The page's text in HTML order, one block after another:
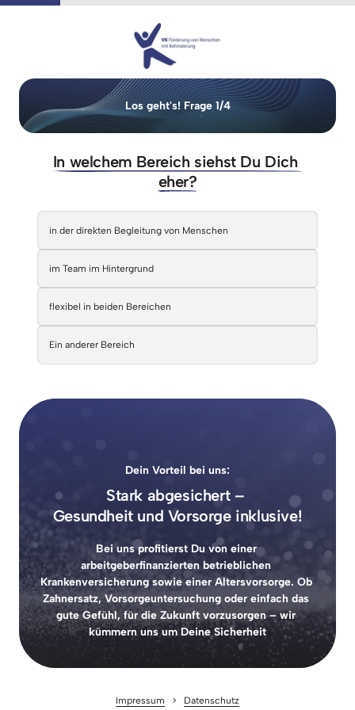
Los geht's! Frage 1/4
In welchem Bereich siehst Du
eher?
in der direkten Begleitung von Menschen
im Team im Hintergrund
flexibel in beiden Bereichen
Ein anderer Bereich
Dein Vorteil bei uns:
Stark abgesichert –
Gesundheit und Vorsorge inklusive!
Bei uns profitierst Du von
einer
arbeitgeberfinanzierten
Krankenversicherung sowie einer Altersvorsorge.
Ob
Zahnersatz, Vorsorgeuntersuchung oder einfach
gute Gefühl, für die Zukunft vorzusorgen –
wir
kümmern uns um Deine Sicherheit
Impressum
   >
Datenschutz